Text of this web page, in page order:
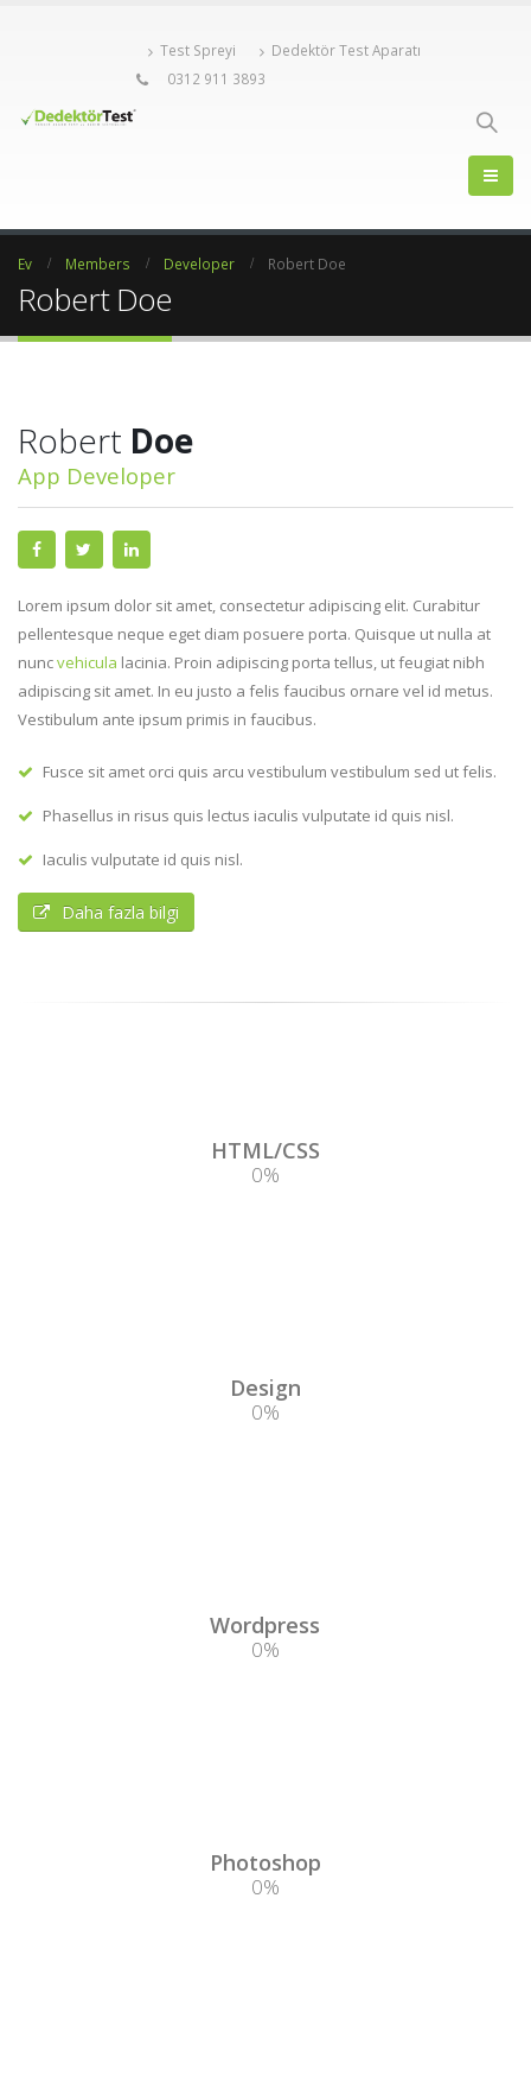
Test Spreyi
Dedektör Test Aparatı
0312 911 3893
Ev Members Developer Robert Doe
Robert Doe
Robert Doe
App Developer
Lorem ipsum dolor sit amet, consectetur adipiscing elit. Curabitur
pellentesque neque eget diam posuere porta. Quisque ut nulla at
nuncvehicula lacinia. Proin adipiscing porta tellus, ut feugiat nibh
adipiscing sit amet. In eu justo a felis faucibus ornare vel id metus.
Vestibulum ante ipsum primis in faucibus.
Fusce sit amet orci quis arcu vestibulum vestibulum sed ut felis.
Phasellus in risus quis lectus iaculis vulputate id quis nisl.
Iaculis vulputate id quis nisl.
Daha fazla bilgi
HTML/CSS
0%
Design
0%
Wordpress
0%
Photoshop
0%